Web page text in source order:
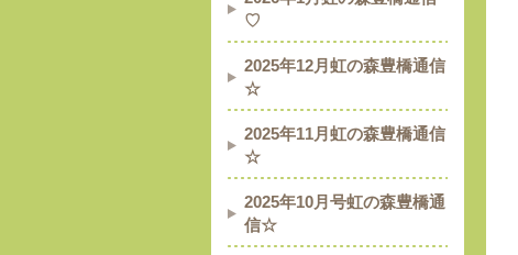
♡
2025年12月虹の森豊橋通信
☆
2025年11月虹の森豊橋通信
☆
2025年10月号虹の森豊橋通
信☆